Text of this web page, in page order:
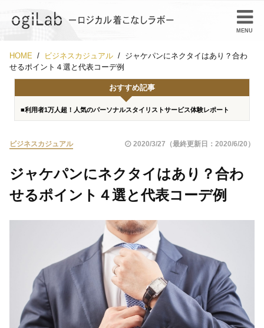
HOME ビジネスカジュアル
ジャケパンにネクタイはあり？合わ
せるポイント４選と代表コーデ例
おすすめ記事
■利用者1万人超！人気のパーソナルスタイリストサービス体験レポート
ビジネスカジュアル 2020/3/27（最終更新日：2020/6/20）
ジャケパンにネクタイはあり？合わ
せるポイント４選と代表コーデ例